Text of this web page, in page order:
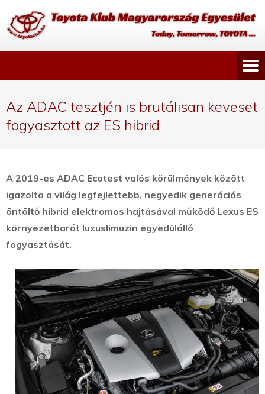
Az ADAC tesztjén is brutálisan keveset
fogyasztott az ES hibrid
A 2019-es ADAC Ecotest valós körülmények között
igazolta a világ legfejlettebb, negyedik generációs
öntöltő hibrid elektromos hajtásával működő Lexus ES
környezetbarát luxuslimuzin egyedülálló
fogyasztását.